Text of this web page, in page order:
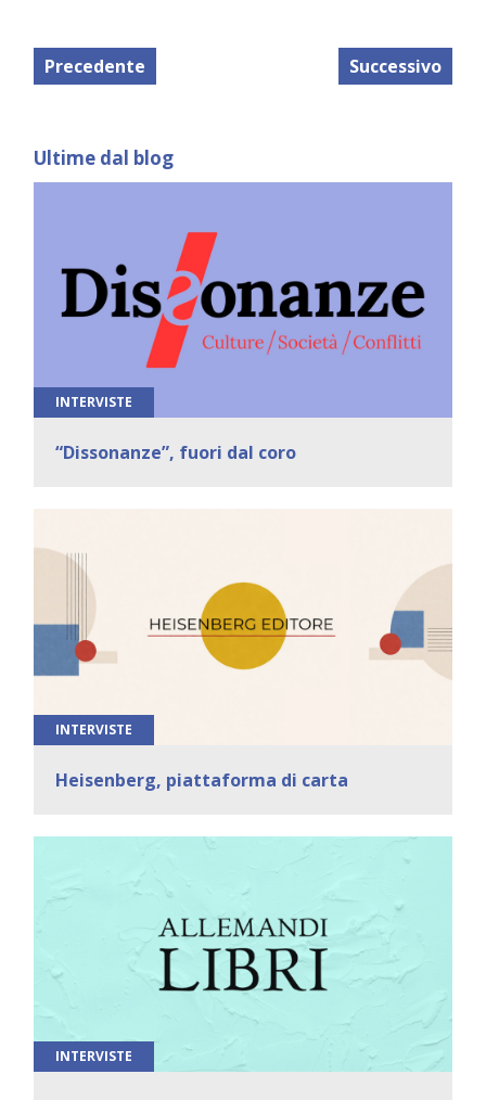
Precedente Successivo
Ultime dal blog
INTERVISTE
“Dissonanze”, fuori dal coro
INTERVISTE
Heisenberg, piattaforma di carta
INTERVISTE